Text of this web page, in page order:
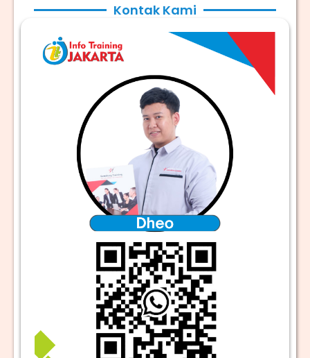
Kontak Kami